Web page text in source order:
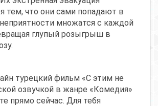
тем, что они сами попадают в
множатся с каждой
глупый розыгрыш в
турецкий фильм «С этим не
озвучкой в жанре «Комедия»
прямо сейчас. Для тебя